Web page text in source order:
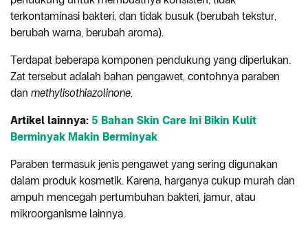
terkontaminasi bakteri, dan tidak busuk (berubah tekstur,
berubah warna, berubah aroma).
Terdapat beberapa komponen pendukung yang diperlukan.
Zat tersebut adalah bahan pengawet, contohnya paraben
dan methylisothiazolinone.
Artikel lainnya: 5 Bahan Skin Care Ini Bikin Kulit
Berminyak Makin Berminyak
Paraben termasuk jenis pengawet yang sering digunakan
dalam produk kosmetik. Karena, harganya cukup murah dan
ampuh mencegah pertumbuhan bakteri, jamur, atau
mikroorganisme lainnya.